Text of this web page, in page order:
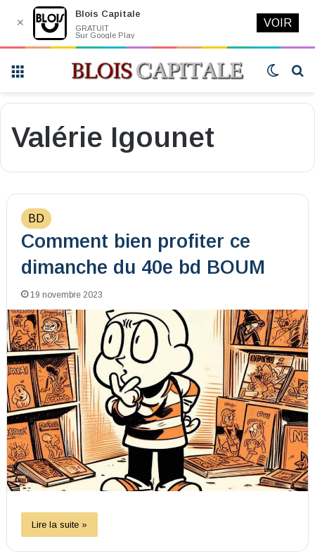
Switch
Valérie Igounet
BD
Comment bien profiter ce
dimanche du 40e bd BOUM
19 novembre 2023
Lire la suite »
✕
Blois Capitale
GRATUIT
Sur Google Play
VOIR